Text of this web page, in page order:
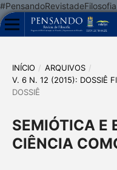
INÍCIO / ARQUIVOS /
V. 6 N. 12 (2015): DOSSIÊ
DOSSIÊ
SEMIÓTICA E
CIÊNCIA